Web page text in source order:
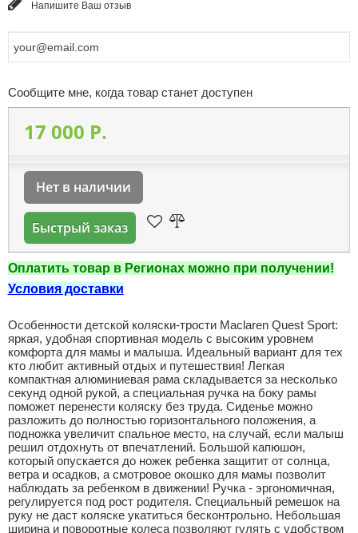
Напишите Ваш отзыв
Сообщите мне, когда товар станет доступен
17 000 P.
Нет в наличии
Быстрый заказ
Оплатить товар в Регионах можно при получении!
Условия доставки
Особенности детской коляски-трости Maclaren Quest Sport:
яркая, удобная спортивная модель с высоким уровнем
комфорта для мамы и малыша. Идеальный вариант для тех
кто любит активный отдых и путешествия! Легкая
компактная алюминиевая рама складывается за несколько
секунд одной рукой, а специальная ручка на боку рамы
поможет перенести коляску без труда. Сиденье можно
разложить до полностью горизонтального положения, а
подножка увеличит спальное место, на случай, если малыш
решил отдохнуть от впечатлений. Большой капюшон,
который опускается до ножек ребенка защитит от солнца,
ветра и осадков, а смотровое окошко для мамы позволит
наблюдать за ребенком в движении! Ручка - эргономичная,
регулируется под рост родителя. Специальный ремешок на
руку не даст коляске укатиться бесконтрольно. Небольшая
ширина и поворотные колеса позволяют гулять с удобством